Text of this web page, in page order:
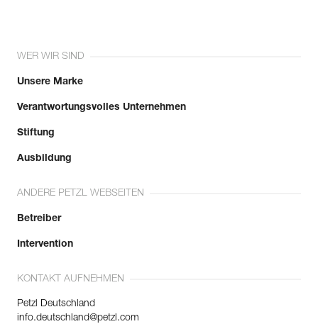
WER WIR SIND
Unsere Marke
Verantwortungsvolles Unternehmen
Stiftung
Ausbildung
ANDERE PETZL WEBSEITEN
Betreiber
Intervention
KONTAKT AUFNEHMEN
Petzl Deutschland
info.deutschland@petzl.com